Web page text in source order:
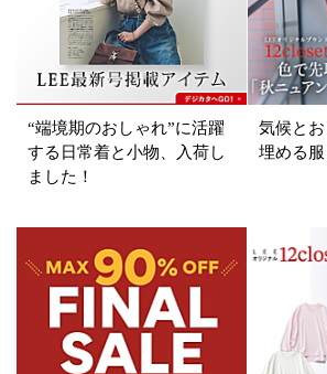
サイズ
掲載雑誌
価格
表示オプション
すべて 新
SALE商品 予
“端境期のおしゃれ”に活躍
する日常着と小物、入荷し
ました！
気候と
埋める服